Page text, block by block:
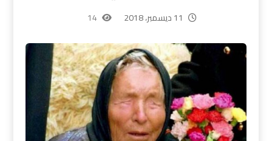
11 ديسمبر، 2018 14